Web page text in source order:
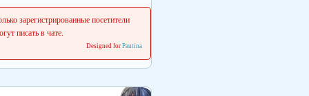
русская манга:
vk.com/white_vs_black_m
начинаем делать свежие релизы.
зарегистрированные посетители
писать в чате.
Designed for Pautina